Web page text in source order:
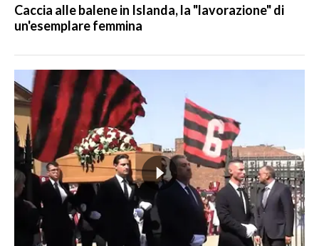
Caccia alle balene in Islanda, la "lavorazione" di
un'esemplare femmina